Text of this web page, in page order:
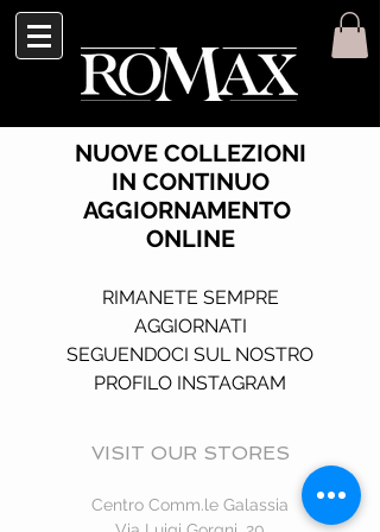
NUOVE COLLEZIONI
IN CONTINUO
AGGIORNAMENTO
ONLINE
RIMANETE SEMPRE
AGGIORNATI
SEGUENDOCI SUL NOSTRO
PROFILO INSTAGRAM
VISIT OUR STORES
Centro Comm.le Galassia